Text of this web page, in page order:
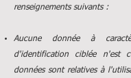
renseignements suivants :
Aucune donnée à
d'identification ciblée n'est
données sont relatives à